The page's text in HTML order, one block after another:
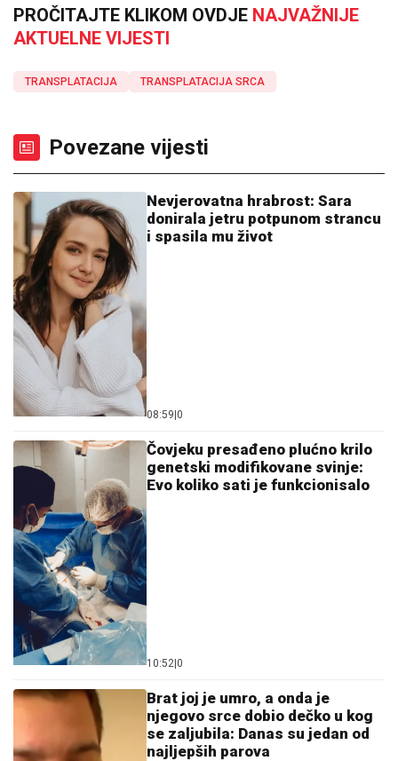
PROČITAJTE KLIKOM OVDJE NAJVAŽNIJE
AKTUELNE VIJESTI
TRANSPLATACIJA TRANSPLATACIJA SRCA
Povezane vijesti
Nevjerovatna hrabrost: Sara
donirala jetru potpunom strancu
i spasila mu život
08:59 0
Čovjeku presađeno plućno krilo
genetski modifikovane svinje:
Evo koliko sati je funkcionisalo
10:52 0
Brat joj je umro, a onda je
njegovo srce dobio dečko u kog
se zaljubila: Danas su jedan od
najljepših parova